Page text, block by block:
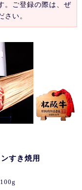
。ご登録の際は、ぜ
い。
すき焼用